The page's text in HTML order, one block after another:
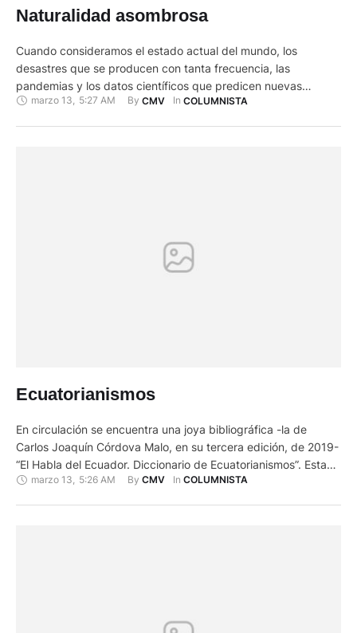
Naturalidad asombrosa
Cuando consideramos el estado actual del mundo, los
desastres que se producen con tanta frecuencia, las
pandemias y los datos científicos que predicen nuevas
calamidades, no podemos sino preguntarnos si la humanidad
marzo 13, 5:27 AM By CMV In COLUMNISTA
Ecuatorianismos
En circulación se encuentra una joya bibliográfica -la de
Carlos Joaquín Córdova Malo, en su tercera edición, de 2019-
“El Habla del Ecuador. Diccionario de Ecuatorianismos”. Esta
edición, que es una compilación de obras anteriores,
marzo 13 5:26 AM By CMV In COLUMNISTA